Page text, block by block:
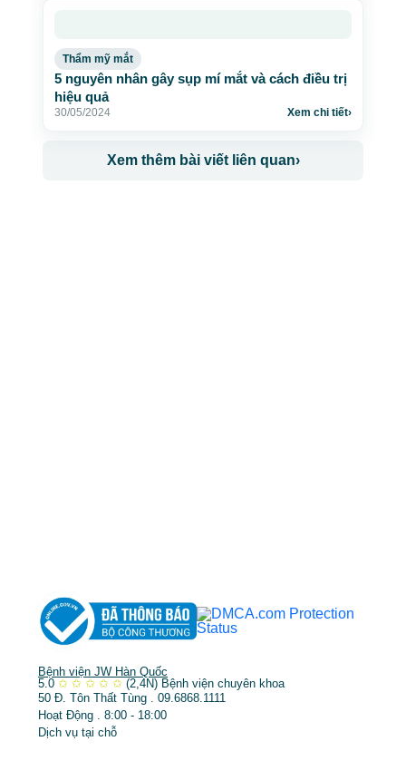
Thẩm mỹ mắt
5 nguyên nhân gây sụp mí mắt và cách điều trị
hiệu quả
30/05/2024 Xem chi tiết›
Xem thêm bài viết liên quan›
Bệnh viện JW Hàn Quốc
5.0 ✩ ✩ ✩ ✩ ✩ (2,4N) Bệnh viện chuyên khoa
50 Đ. Tôn Thất Tùng . 09.6868.1111
Hoạt Động . 8:00 - 18:00
Dịch vụ tại chỗ